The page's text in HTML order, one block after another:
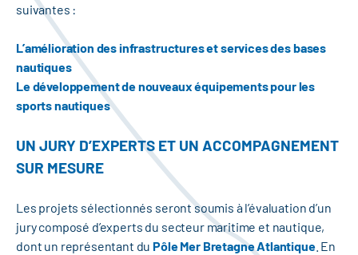
suivantes :
L’amélioration des infrastructures et services des bases
nautiques
Le développement de nouveaux équipements pour les
sports nautiques
UN JURY D’EXPERTS ET UN ACCOMPAGNEMENT
SUR MESURE
Les projets sélectionnés seront soumis à l’évaluation d’un
jury composé d’experts du secteur maritime et nautique,
dont un représentant duPôle Mer Bretagne Atlantique. En